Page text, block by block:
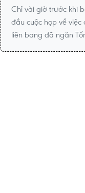
Chỉ vài giờ trước khi
đầu cuộc họp về
liên bang đã ngăn